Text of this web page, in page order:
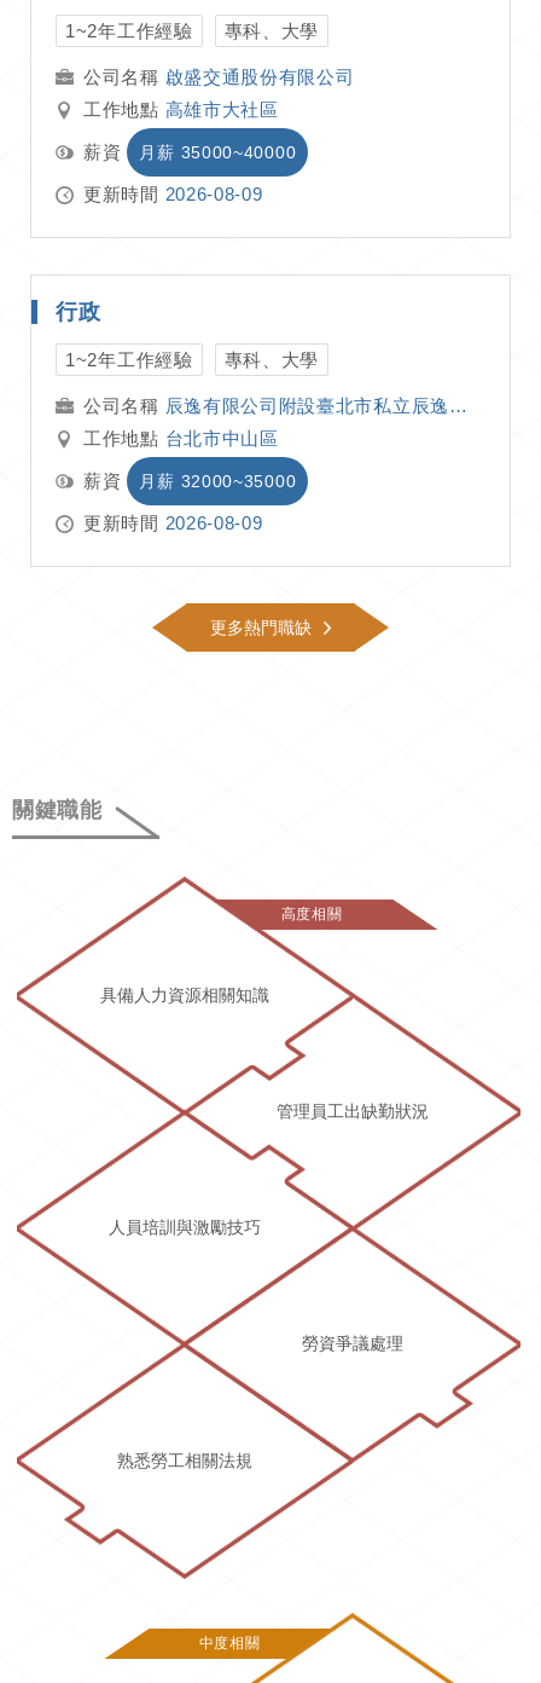
1~2年工作經驗 專科、大學
啟盛交通股份有限公司
工作地點 高雄市大社區
薪資 月薪 35000~40000
更新時間 2026-08-09
行政
1~2年工作經驗 專科、大學
辰逸有限公司附設臺北市私立辰逸居家長照機構
工作地點 台北市中山區
薪資 月薪 32000~35000
更新時間 2026-08-09
更多熱門職缺
關鍵職能
高度相關
具備人力資源相關知識
管理員工出缺勤狀況
人員培訓與激勵技巧
勞資爭議處理
熟悉勞工相關法規
中度相關